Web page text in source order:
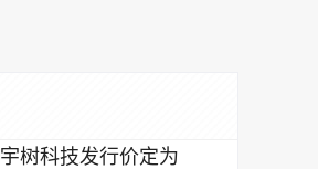
宇树科技发行价定为